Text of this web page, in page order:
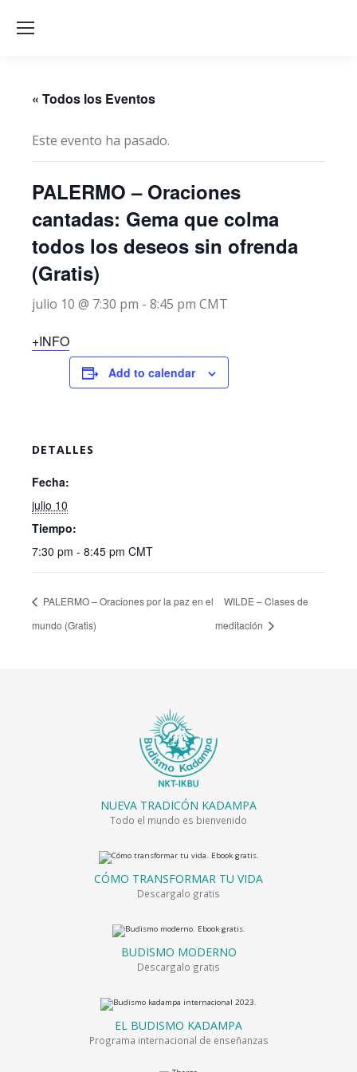
« Todos los Eventos
Este evento ha pasado.
PALERMO – Oraciones
cantadas: Gema que colma
todos los deseos sin ofrenda
(Gratis)
julio 10 @ 7:30 pm - 8:45 pm CMT
+INFO
Add to calendar
DETALLES
Fecha:
julio 10
Tiempo:
7:30 pm - 8:45 pm CMT
PALERMO – Oraciones por la paz en el
mundo (Gratis)
WILDE – Clases de
meditación
NUEVA TRADICÓN KADAMPA
Todo el mundo es bienvenido
CÓMO TRANSFORMAR TU VIDA
Descargalo gratis
BUDISMO MODERNO
Descargalo gratis
EL BUDISMO KADAMPA
Programa internacional de enseñanzas